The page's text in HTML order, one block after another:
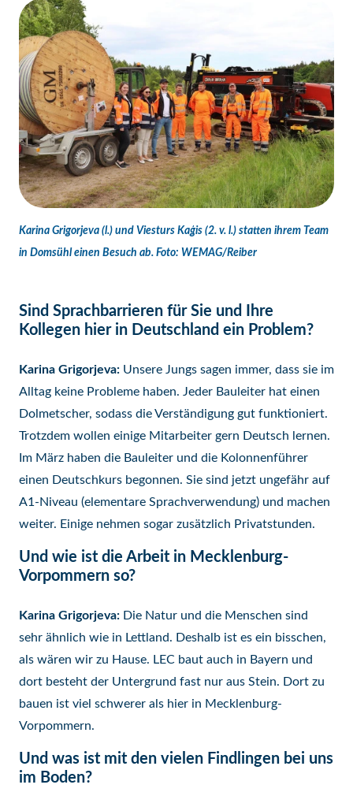
Karina Grigorjeva (l.) und Viesturs Kaģis (2. v. l.) statten ihrem Team
in Domsühl einen Besuch ab. Foto: WEMAG/Reiber
Sind Sprachbarrieren für Sie und Ihre
Kollegen hier in Deutschland ein Problem?
Karina Grigorjeva: Unsere Jungs sagen immer, dass sie im
Alltag keine Probleme haben. Jeder Bauleiter hat einen
Dolmetscher, sodass die Verständigung gut funktioniert.
Trotzdem wollen einige Mitarbeiter gern Deutsch lernen.
Im März haben die Bauleiter und die Kolonnenführer
einen Deutschkurs begonnen. Sie sind jetzt ungefähr auf
A1-Niveau (elementare Sprachverwendung) und machen
weiter. Einige nehmen sogar zusätzlich Privatstunden.
Und wie ist die Arbeit in Mecklenburg-
Vorpommern so?
Karina Grigorjeva: Die Natur und die Menschen sind
sehr ähnlich wie in Lettland. Deshalb ist es ein bisschen,
als wären wir zu Hause. LEC baut auch in Bayern und
dort besteht der Untergrund fast nur aus Stein. Dort zu
bauen ist viel schwerer als hier in Mecklenburg-
Vorpommern.
Und was ist mit den vielen Findlingen bei uns
im Boden?